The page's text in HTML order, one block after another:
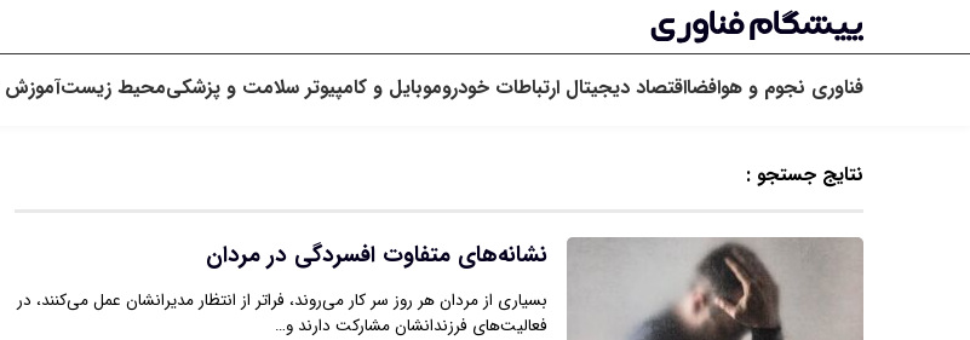
فناوری نجوم و هوافضااقتصاد دیجیتال ارتباطات خودروموبایل و کامپیوتر سلامت و پزشکیمحیط زیستآموزش
نتایج جستجو :
نشانه‌های متفاوت افسردگی در مردان
بسیاری از مردان هر روز سر کار می‌روند، فراتر از انتظار مدیرانشان عمل می‌کنند، در
فعالیت‌های فرزندانشان مشارکت دارند و…